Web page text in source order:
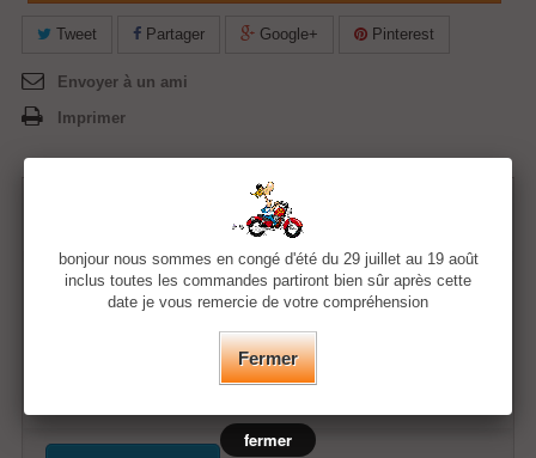
Tweet Partager Google+ Pinterest
Envoyer à un ami
Imprimer
Quantité
bonjour nous sommes en congé d'été du 29 juillet au 19 août
inclus toutes les commandes partiront bien sûr après cette
date je vous remercie de votre compréhension
Fermer
fermer